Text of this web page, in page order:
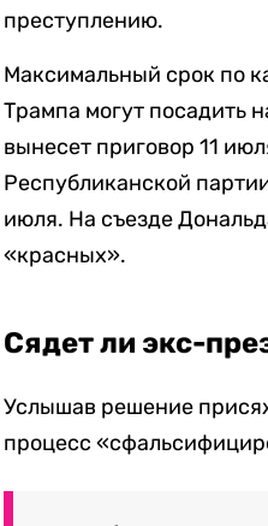
преступлению.
Максимальный срок по
Трампа могут посадить
вынесет приговор 11
Республиканской
июля. На съезде
«красных».
Сядет ли экс-
Услышав решение
процесс